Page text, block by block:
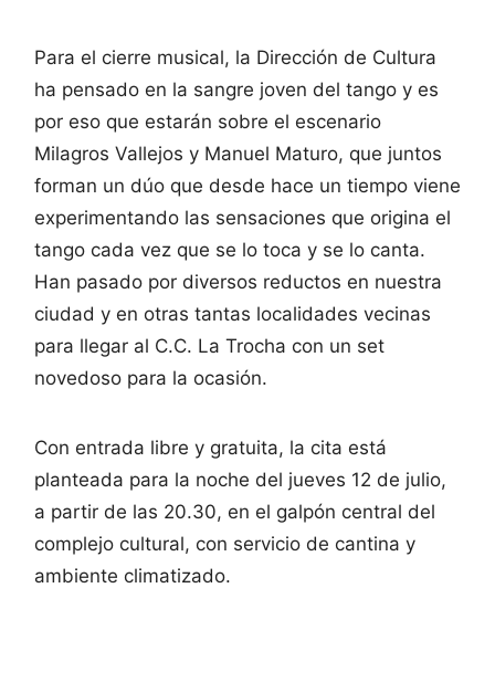
Para el cierre musical, la Dirección de Cultura
ha pensado en la sangre joven del tango y es
por eso que estarán sobre el escenario
Milagros Vallejos y Manuel Maturo, que juntos
forman un dúo que desde hace un tiempo viene
experimentando las sensaciones que origina el
tango cada vez que se lo toca y se lo canta.
Han pasado por diversos reductos en nuestra
ciudad y en otras tantas localidades vecinas
para llegar al C.C. La Trocha con un set
novedoso para la ocasión.
Con entrada libre y gratuita, la cita está
planteada para la noche del jueves 12 de julio,
a partir de las 20.30, en el galpón central del
complejo cultural, con servicio de cantina y
ambiente climatizado.